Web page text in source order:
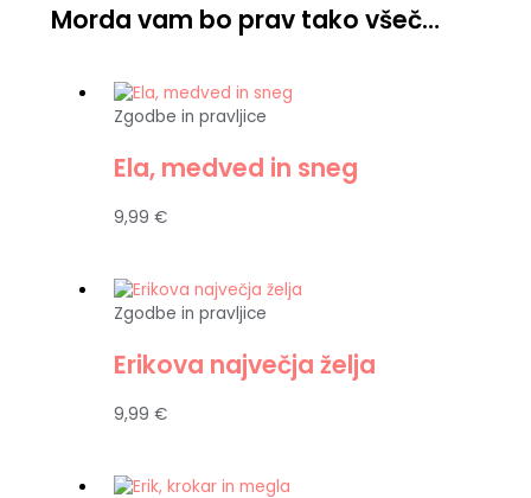
Morda vam bo prav tako všeč…
Zgodbe in pravljice
Ela, medved in sneg
9,99€
Zgodbe in pravljice
Erikova največja želja
9,99€